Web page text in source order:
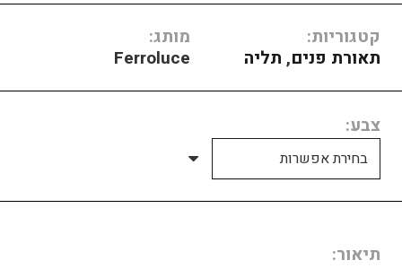
קטגוריות:
תאורת פנים, תליה
מותג:
Ferroluce
צבע
תיאור